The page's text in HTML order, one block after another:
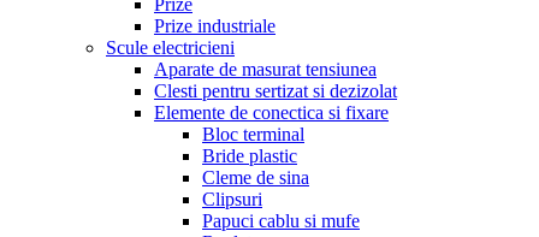
Prize
Prize industriale
Scule electricieni
Aparate de masurat tensiunea
Clesti pentru sertizat si dezizolat
Elemente de conectica si fixare
Bloc terminal
Bride plastic
Cleme de sina
Clipsuri
Papuci cablu si mufe